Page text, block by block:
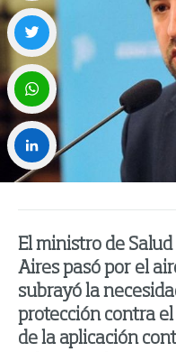
El ministro de
Aires pasó por el
subrayó la
protección contra
de la aplicación
Facebook
Twitter
WhatsApp
LinkedIn